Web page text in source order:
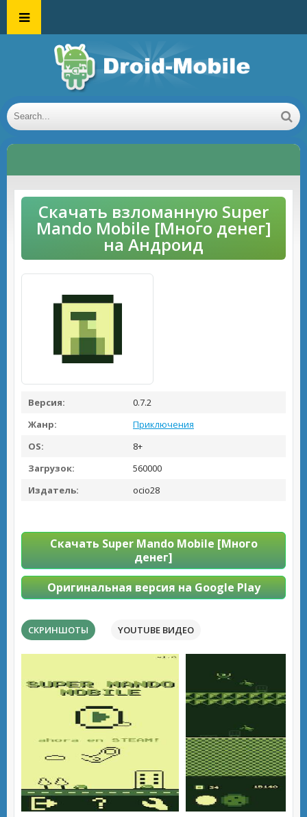
Скачать взломанную Super
Mando Mobile [Много денег]
на Андроид
Версия:
0.7.2
Жанр:
Приключения
OS:
8+
Загрузок:
560000
Издатель:
ocio28
Скачать Super Mando Mobile [Много
денег]
Оригинальная версия на Google Play
СКРИНШОТЫ YOUTUBE ВИДЕО